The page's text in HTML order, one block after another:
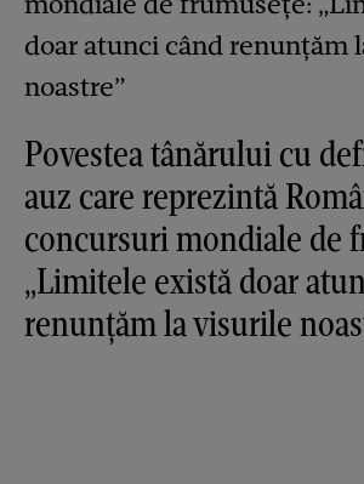
Povestea tânărului cu
auz care reprezintă
concursuri mondiale de
„Limitele există doar
renunțăm la visurile